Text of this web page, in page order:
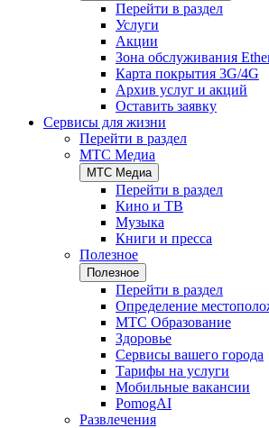
Перейти в раздел
Услуги
Акции
Зона обслуживания
Карта покрытия 3G/4G
Архив услуг и акций
Оставить заявку
Сервисы для жизни
Перейти в раздел
МТС Медиа
МТС Медиа
Перейти в раздел
Кино и ТВ
Музыка
Книги и пресса
Полезное
Полезное
Перейти в раздел
Определение
МТС Образование
Здоровье
Сервисы вашего города
Тарифы на услуги
Мобильные вакансии
PomogAI
Развлечения